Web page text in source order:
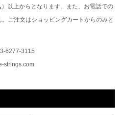
以上からとなります。また、お電話での
ご注文はショッピングカートからのみと
6277-3115
strings.com